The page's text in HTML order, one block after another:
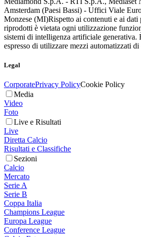
Amsterdam (Paesi Bassi) - Uffici Viale
Monzese (MI)Rispetto ai contenuti e ai dati
riprodotti è vietata ogni utilizzazione
sistemi di intelligenza artificiale generativa.
espresso di utilizzare mezzi automatizzati di
Legal
CorporatePrivacy PolicyCookie Policy
Media
Video
Foto
Live e Risultati
Live
Diretta Calcio
Risultati e Classifiche
Sezioni
Calcio
Mercato
Serie A
Serie B
Coppa Italia
Champions League
Europa League
Conference League